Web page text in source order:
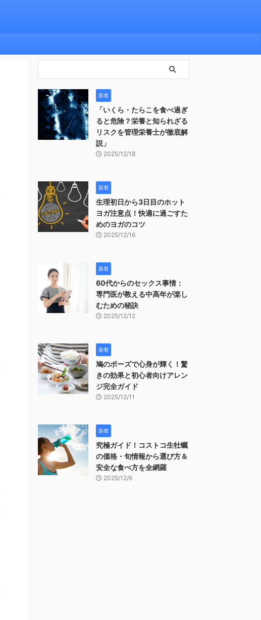
新着
「いくら・たらこを食べ過ぎ
ると危険？栄養と知られざる
リスクを管理栄養士が徹底解
説」
2025/12/18
新着
生理初日から3日目のホット
ヨガ注意点！快適に過ごすた
めのヨガのコツ
2025/12/16
新着
60代からのセックス事情：
専門医が教える中高年が楽し
むための秘訣
2025/12/12
新着
鳩のポーズで心身が輝く！驚
きの効果と初心者向けアレン
ジ完全ガイド
2025/12/11
新着
究極ガイド！コストコ生牡蠣
の価格・旬情報から選び方＆
安全な食べ方を全網羅
2025/12/6